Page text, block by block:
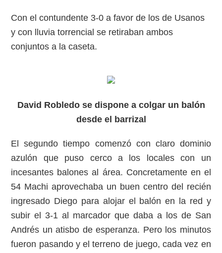
Con el contundente 3-0 a favor de los de Usanos
y con lluvia torrencial se retiraban ambos
conjuntos a la caseta.
David Robledo se dispone a colgar un balón
desde el barrizal
El segundo tiempo comenzó con claro dominio
azulón que puso cerco a los locales con un
incesantes balones al área. Concretamente en el
54 Machi aprovechaba un buen centro del recién
ingresado Diego para alojar el balón en la red y
subir el 3-1 al marcador que daba a los de San
Andrés un atisbo de esperanza. Pero los minutos
fueron pasando y el terreno de juego, cada vez en